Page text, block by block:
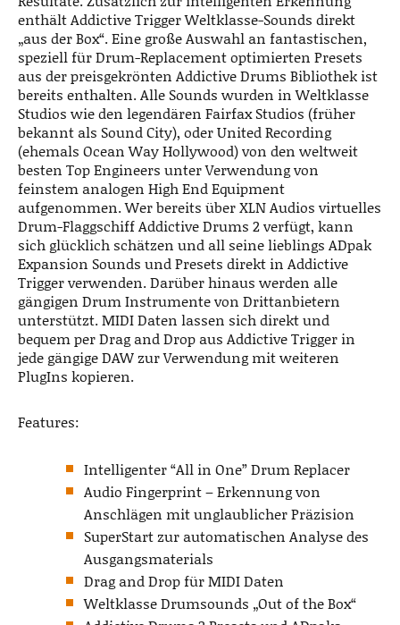
enthält Addictive Trigger Weltklasse-Sounds direkt
„aus der Box“. Eine große Auswahl an fantastischen,
speziell für Drum-Replacement optimierten Presets
aus der preisgekrönten Addictive Drums Bibliothek ist
bereits enthalten. Alle Sounds wurden in Weltklasse
Studios wie den legendären Fairfax Studios (früher
bekannt als Sound City), oder United Recording
(ehemals Ocean Way Hollywood) von den weltweit
besten Top Engineers unter Verwendung von
feinstem analogen High End Equipment
aufgenommen. Wer bereits über XLN Audios virtuelles
Drum-Flaggschiff Addictive Drums 2 verfügt, kann
sich glücklich schätzen und all seine lieblings ADpak
Expansion Sounds und Presets direkt in Addictive
Trigger verwenden. Darüber hinaus werden alle
gängigen Drum Instrumente von Drittanbietern
unterstützt. MIDI Daten lassen sich direkt und
bequem per Drag and Drop aus Addictive Trigger in
jede gängige DAW zur Verwendung mit weiteren
PlugIns kopieren.
Features:
Intelligenter “All in One” Drum Replacer
Audio Fingerprint – Erkennung von
Anschlägen mit unglaublicher Präzision
SuperStart zur automatischen Analyse des
Ausgangsmaterials
Drag and Drop für MIDI Daten
Weltklasse Drumsounds „Out of the Box“